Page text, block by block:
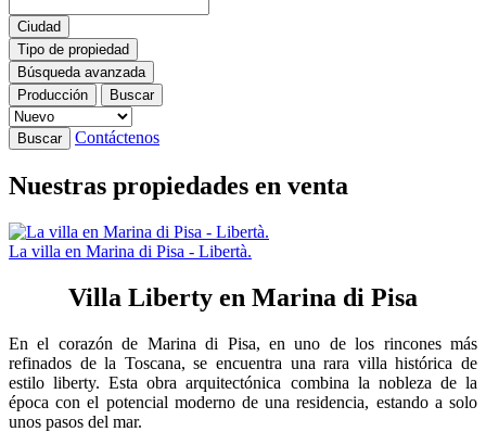
Ciudad
Tipo de propiedad
Búsqueda avanzada
Producción
Buscar
Buscar Contáctenos
Nuestras propiedades en venta
La villa en Marina di Pisa - Libertà.
Villa Liberty en Marina di Pisa
En el corazón de Marina di Pisa, en uno de los rincones más
refinados de la Toscana, se encuentra una rara villa histórica de
estilo liberty. Esta obra arquitectónica combina la nobleza de la
época con el potencial moderno de una residencia, estando a solo
unos pasos del mar.